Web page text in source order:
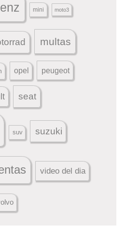
mini moto3
multas
opel peugeot
seat
suv suzuki
video del dia